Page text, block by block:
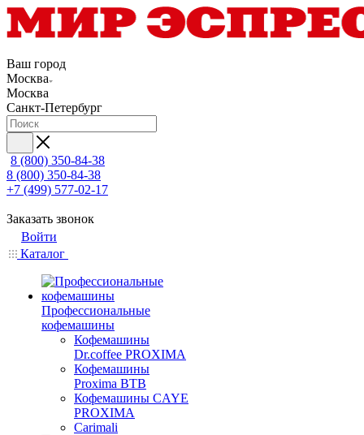
Ваш город
Москва
Москва
Санкт-Петербург
8 (800) 350-84-38
8 (800) 350-84-38
+7 (499) 577-02-17
Заказать звонок
Войти
Каталог
Профессиональные
кофемашины
Кофемашины
Dr.coffee PROXIMA
Кофемашины
Proxima BTB
Кофемашины CAYE
PROXIMA
Carimali